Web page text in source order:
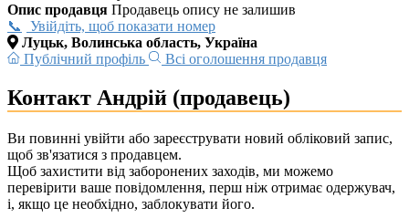
Опис продавця Продавець опису не залишив
Увійдіть, щоб показати номер
Луцьк, Волинська область, Україна
Публічний профіль
Всі оголошення продавця
Контакт Андрій (продавець)
Ви повинні увійти або зареєструвати новий обліковий запис,
щоб зв'язатися з продавцем.
Щоб захистити від заборонених заходів, ми можемо
перевірити ваше повідомлення, перш ніж отримає одержувач,
і, якщо це необхідно, заблокувати його.